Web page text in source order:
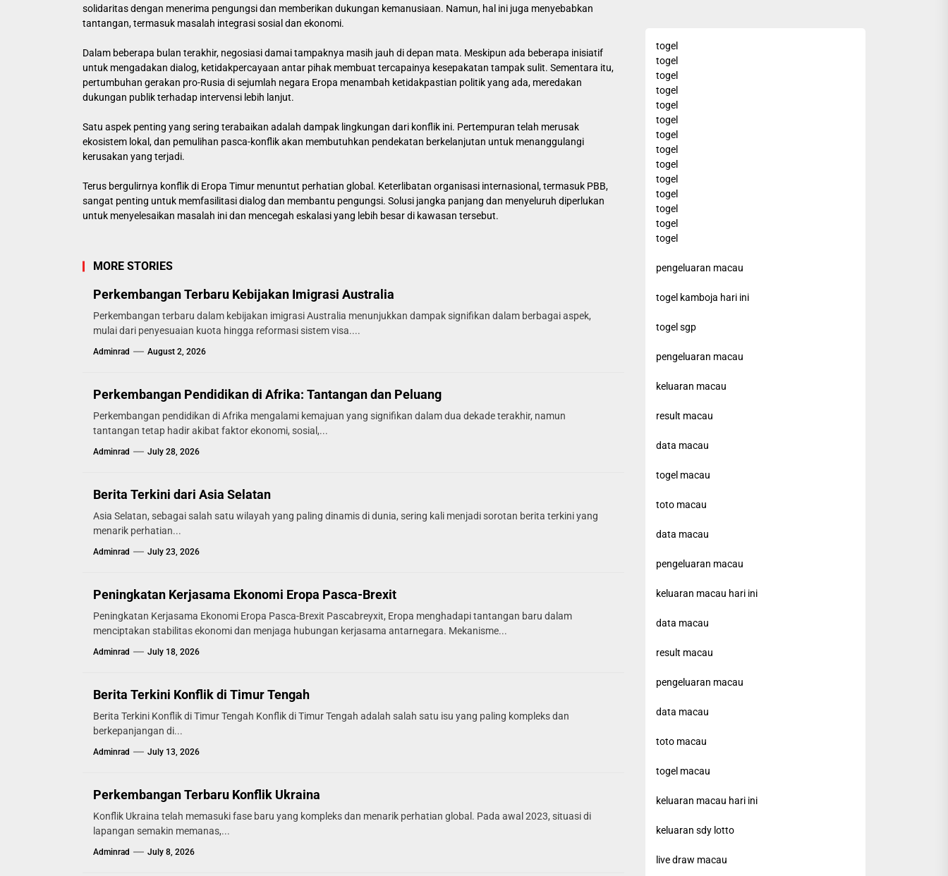
solidaritas dengan menerima pengungsi dan memberikan dukungan kemanusiaan. Namun, hal ini juga menyebabkan
tantangan, termasuk masalah integrasi sosial dan ekonomi.
Dalam beberapa bulan terakhir, negosiasi damai tampaknya masih jauh di depan mata. Meskipun ada beberapa inisiatif
untuk mengadakan dialog, ketidakpercayaan antar pihak membuat tercapainya kesepakatan tampak sulit. Sementara itu,
pertumbuhan gerakan pro-Rusia di sejumlah negara Eropa menambah ketidakpastian politik yang ada, meredakan
dukungan publik terhadap intervensi lebih lanjut.
Satu aspek penting yang sering terabaikan adalah dampak lingkungan dari konflik ini. Pertempuran telah merusak
ekosistem lokal, dan pemulihan pasca-konflik akan membutuhkan pendekatan berkelanjutan untuk menanggulangi
kerusakan yang terjadi.
Terus bergulirnya konflik di Eropa Timur menuntut perhatian global. Keterlibatan organisasi internasional, termasuk PBB,
sangat penting untuk memfasilitasi dialog dan membantu pengungsi. Solusi jangka panjang dan menyeluruh diperlukan
untuk menyelesaikan masalah ini dan mencegah eskalasi yang lebih besar di kawasan tersebut.
MORE STORIES
Perkembangan Terbaru Kebijakan Imigrasi Australia
Perkembangan terbaru dalam kebijakan imigrasi Australia menunjukkan dampak signifikan dalam berbagai aspek,
mulai dari penyesuaian kuota hingga reformasi sistem visa....
Adminrad August 2, 2026
Perkembangan Pendidikan di Afrika: Tantangan dan Peluang
Perkembangan pendidikan di Afrika mengalami kemajuan yang signifikan dalam dua dekade terakhir, namun
tantangan tetap hadir akibat faktor ekonomi, sosial,...
Adminrad July 28, 2026
Berita Terkini dari Asia Selatan
Asia Selatan, sebagai salah satu wilayah yang paling dinamis di dunia, sering kali menjadi sorotan berita terkini yang
menarik perhatian...
Adminrad July 23, 2026
Peningkatan Kerjasama Ekonomi Eropa Pasca-Brexit
Peningkatan Kerjasama Ekonomi Eropa Pasca-Brexit Pascabreyxit, Eropa menghadapi tantangan baru dalam
menciptakan stabilitas ekonomi dan menjaga hubungan kerjasama antarnegara. Mekanisme...
Adminrad July 18, 2026
Berita Terkini Konflik di Timur Tengah
Berita Terkini Konflik di Timur Tengah Konflik di Timur Tengah adalah salah satu isu yang paling kompleks dan
berkepanjangan di...
Adminrad July 13, 2026
Perkembangan Terbaru Konflik Ukraina
Konflik Ukraina telah memasuki fase baru yang kompleks dan menarik perhatian global. Pada awal 2023, situasi di
lapangan semakin memanas,...
Adminrad July 8, 2026
togel
togel
togel
togel
togel
togel
togel
togel
togel
togel
togel
togel
togel
togel
pengeluaran macau
togel kamboja hari ini
togel sgp
pengeluaran macau
keluaran macau
result macau
data macau
togel macau
toto macau
data macau
pengeluaran macau
keluaran macau hari ini
data macau
result macau
pengeluaran macau
data macau
toto macau
togel macau
keluaran macau hari ini
keluaran sdy lotto
live draw macau